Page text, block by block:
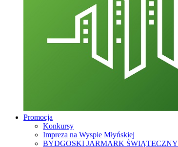
Promocja
Konkursy
Impreza na Wyspie Młyńskiej
BYDGOSKI JARMARK ŚWIĄTECZNY